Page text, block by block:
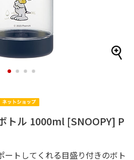
1 2 3 4
トル 1000ml [SNOOPY] P
ートしてくれる目盛り付きのボト